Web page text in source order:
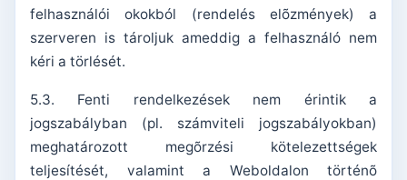
felhasználói okokból (rendelés elõzmények) a
szerveren is tároljuk ameddig a felhasználó nem
kéri a törlését.
5.3. Fenti rendelkezések nem érintik a
jogszabályban (pl. számviteli jogszabályokban)
meghatározott megõrzési kötelezettségek
teljesítését, valamint a Weboldalon történõ